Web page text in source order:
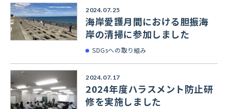
2024.07.25
海岸愛護月間における胆振海
岸の清掃に参加しました
SDGsへの取り組み
2024.07.17
2024年度ハラスメント防止研
修を実施しました